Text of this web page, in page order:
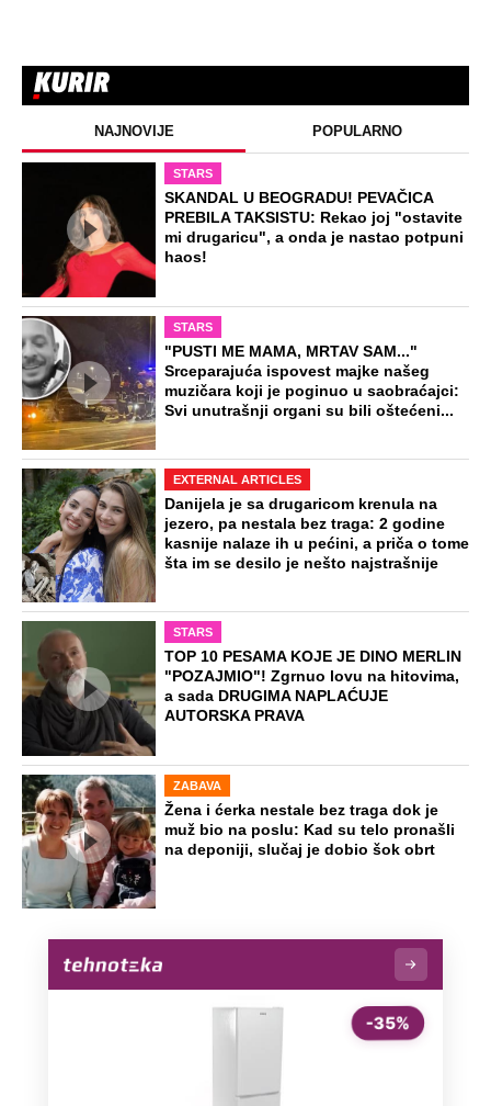
NAJNOVIJE POPULARNO
STARS
SKANDAL U BEOGRADU! PEVAČICA
PREBILA TAKSISTU: Rekao joj "ostavite
mi drugaricu", a onda je nastao potpuni
haos!
STARS
"PUSTI ME MAMA, MRTAV SAM..."
Srceparajuća ispovest majke našeg
muzičara koji je poginuo u saobraćajci:
Svi unutrašnji organi su bili oštećeni...
EXTERNAL ARTICLES
Danijela je sa drugaricom krenula na
jezero, pa nestala bez traga: 2 godine
kasnije nalaze ih u pećini, a priča o tome
šta im se desilo je nešto najstrašnije
STARS
TOP 10 PESAMA KOJE JE DINO MERLIN
"POZAJMIO"! Zgrnuo lovu na hitovima,
a sada DRUGIMA NAPLAĆUJE
AUTORSKA PRAVA
ZABAVA
Žena i ćerka nestale bez traga dok je
muž bio na poslu: Kad su telo pronašli
na deponiji, slučaj je dobio šok obrt